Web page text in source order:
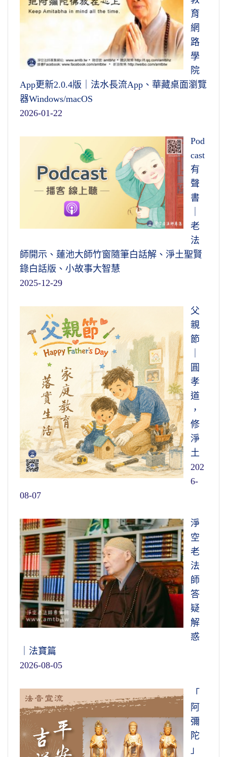
育
網
路
學
院
App更新2.0.4版｜法水長流App、華藏桌面瀏覽
器Windows/macOS
2026-01-22
Pod
cast
有
聲
書
老
法
師開示、蓮池大師竹窗隨筆白話解、淨土聖賢
錄白話版、小故事大智慧
2025-12-29
父
親
節
圓
孝
道
，
修
淨
土
202
6-
08-07
淨
空
老
法
師
答
疑
解
惑
｜法寶篇
2026-08-05
「
阿
彌
陀
」